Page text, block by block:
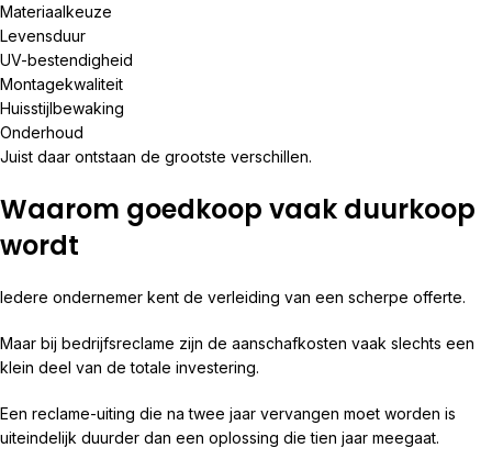
Materiaalkeuze
Levensduur
UV-bestendigheid
Montagekwaliteit
Huisstijlbewaking
Onderhoud
Juist daar ontstaan de grootste verschillen.
Waarom goedkoop vaak duurkoop
wordt
Iedere ondernemer kent de verleiding van een scherpe offerte.
Maar bij bedrijfsreclame zijn de aanschafkosten vaak slechts een
klein deel van de totale investering.
Een reclame-uiting die na twee jaar vervangen moet worden is
uiteindelijk duurder dan een oplossing die tien jaar meegaat.